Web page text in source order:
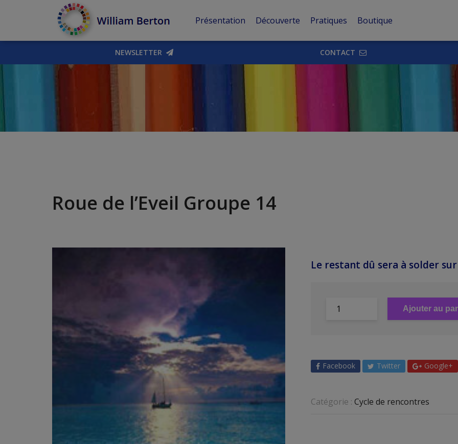
Présentation Découverte Pratiques Boutique
NEWSLETTER CONTACT
Roue de l’Eveil Groupe 14
Le restant dû sera à solder
Ajouter au
Facebook Twitter Google+
Catégorie : Cycle de rencontres